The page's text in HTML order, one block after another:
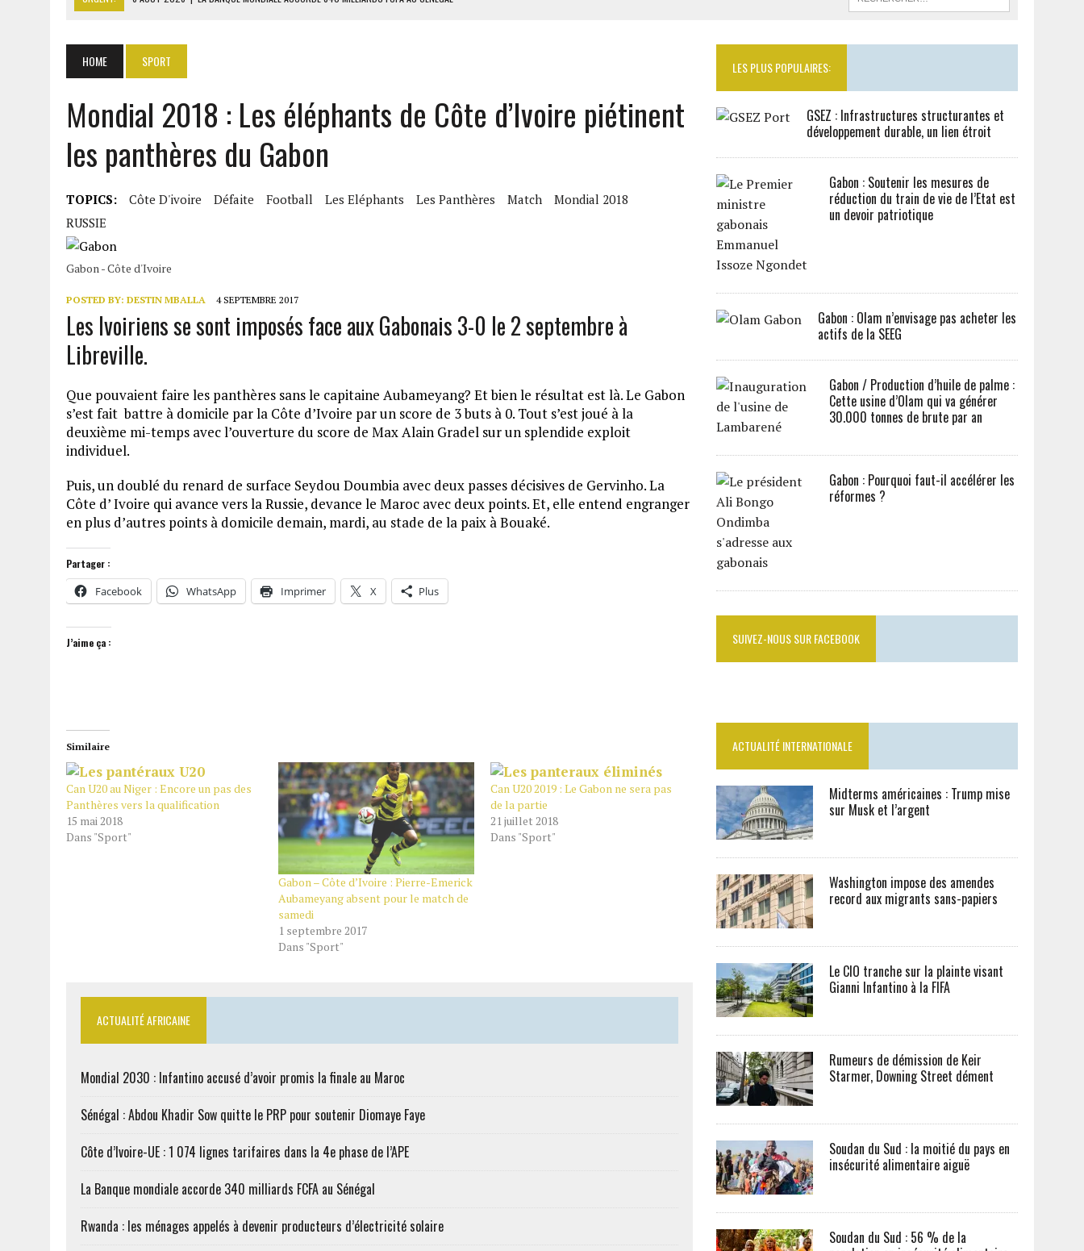
6 AOÛT 2026 | SÉNÉGAL : ABDOU KHADIR SOW QUITTE LE PRP POUR SOUTENIR DIOMAYE FAYE
6 AOÛT 2026
CÔTE D’IVOIRE-UE : 1 074 LIGNES TARIFAIRES DANS LA 4E PHASE DE L’APE
HOME SPORT
Mondial 2018 : Les éléphants de Côte d’Ivoire piétinent
les panthères du Gabon
TOPICS: Côte D'ivoire Défaite Football Les Eléphants Les Panthères Match
Mondial 2018
RUSSIE
Gabon - Côte d'Ivoire
POSTED BY: DESTIN MBALLA 4 SEPTEMBRE 2017
Les Ivoiriens se sont imposés face aux Gabonais 3-0 le 2 septembre à
Libreville.
Que pouvaient faire les panthères sans le capitaine Aubameyang? Et bien le résultat est là. Le Gabon
s’est fait battre à domicile par la Côte d’Ivoire par un score de 3 buts à 0. Tout s’est joué à la
deuxième mi-temps avec l’ouverture du score de Max Alain Gradel sur un splendide exploit
individuel.
Puis, un doublé du renard de surface Seydou Doumbia avec deux passes décisives de Gervinho. La
Côte d’ Ivoire qui avance vers la Russie, devance le Maroc avec deux points. Et, elle entend engranger
en plus d’autres points à domicile demain, mardi, au stade de la paix à Bouaké.
Partager :
Facebook WhatsApp Imprimer X Plus
J’aime ça :
Similaire
Can U20 au Niger : Encore un pas des
Panthères vers la qualification
15 mai 2018
Dans "Sport"
Gabon – Côte d’Ivoire : Pierre-Emerick
Aubameyang absent pour le match de
samedi
1 septembre 2017
Dans "Sport"
Can U20 2019 : Le Gabon ne sera pas
de la partie
21 juillet 2018
Dans "Sport"
ACTUALITÉ AFRICAINE
Mondial 2030 : Infantino accusé d’avoir promis la finale au Maroc
Sénégal : Abdou Khadir Sow quitte le PRP pour soutenir Diomaye Faye
Côte d’Ivoire-UE : 1 074 lignes tarifaires dans la 4e phase de l’APE
La Banque mondiale accorde 340 milliards FCFA au Sénégal
Rwanda : les ménages appelés à devenir producteurs d’électricité solaire
LES PLUS POPULAIRES:
GSEZ : Infrastructures structurantes et
développement durable, un lien étroit
Gabon : Soutenir les mesures de
réduction du train de vie de l’Etat est
un devoir patriotique
Gabon : Olam n’envisage pas acheter les
actifs de la SEEG
Gabon / Production d’huile de palme :
Cette usine d’Olam qui va générer
30.000 tonnes de brute par an
Gabon : Pourquoi faut-il accélérer les
réformes ?
SUIVEZ-NOUS SUR FACEBOOK
ACTUALITÉ INTERNATIONALE
Midterms américaines : Trump mise
sur Musk et l’argent
Washington impose des amendes
record aux migrants sans-papiers
Le CIO tranche sur la plainte visant
Gianni Infantino à la FIFA
Rumeurs de démission de Keir
Starmer, Downing Street dément
Soudan du Sud : la moitié du pays en
insécurité alimentaire aiguë
Soudan du Sud : 56 % de la